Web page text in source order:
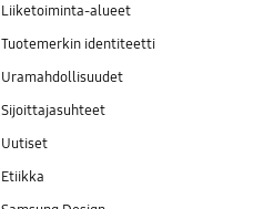
Liiketoiminta-alueet
Tuotemerkin identiteetti
Uramahdollisuudet
Sijoittajasuhteet
Uutiset
Etiikka